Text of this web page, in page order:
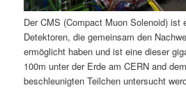
I
n
h
e
n
I
Der CMS (Compact Muon Solenoid) ist
Detektoren, die gemeinsam den
ermöglicht haben und ist eine dieser
100m unter der Erde am CERN and
beschleunigten Teilchen untersucht